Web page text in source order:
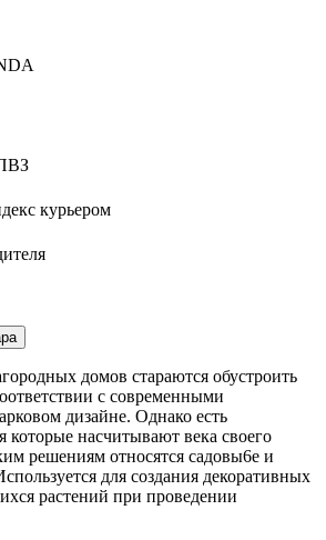
курьером
домов стараются обустроить
с современными
дизайне. Однако есть
которые насчитывают века своего
решениям относятся садовы6е и
для создания декоративных
растений при проведении